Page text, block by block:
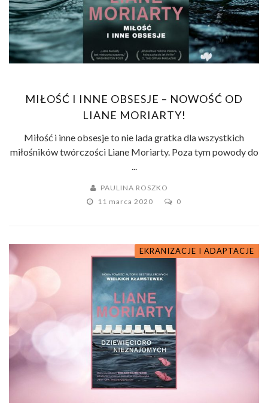
MIŁOŚĆ I INNE OBSESJE – NOWOŚĆ OD
LIANE MORIARTY!
Miłość i inne obsesje to nie lada gratka dla wszystkich
miłośników twórczości Liane Moriarty. Poza tym powody do
PAULINA ROSZKO
11 marca 2020
0
EKRANIZACJE I ADAPTACJE